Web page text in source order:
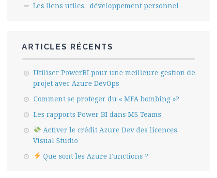
Les liens utiles : développement personnel
ARTICLES RÉCENTS
Utiliser PowerBI pour une meilleure gestion de
projet avec Azure DevOps
Comment se proteger du « MFA bombing »?
Les rapports Power BI dans MS Teams
Activer le crédit Azure Dev des licences
Visual Studio
Que sont les Azure Functions ?